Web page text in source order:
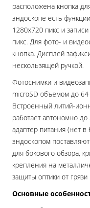
расположена кнопка
эндоскопе есть
1280x720 пикс и
пикс. Для фото- и
кнопка. Дисплей
нескользящей ручкой.
Фотоснимки и
microSD объемом до 64
Встроенный литий-
работает автономно
адаптер питания (нет в
эндоскопом
для бокового обзора,
крепления на
защиты оптики от
Основные